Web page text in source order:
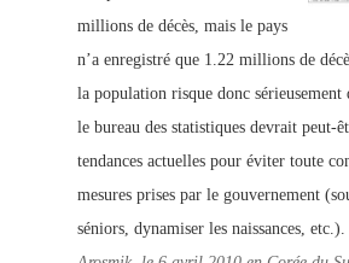
millions de décès, mais le pays
n’a enregistré que 1.22 millions de
la population risque donc sérieusement
le bureau des statistiques devrait peut-
tendances actuelles pour éviter toute
mesures prises par le gouvernement
séniors, dynamiser les naissances, etc.).